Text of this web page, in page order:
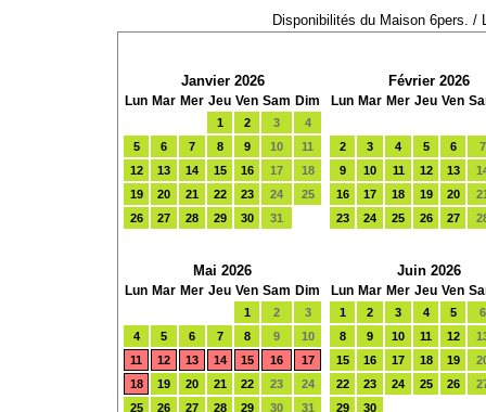
Disponibilités du Maison 6pers. /
Janvier 2026
Lun Mar Mer Jeu Ven Sam Dim
1 2 3
4
5
6 7 8 9 10
11
12
13 14 15 16 17
18
19
20 21 22 23 24
25
26
27 28 29 30 31
Février 2026
Lun Mar Mer Jeu Ven
2 3 4 5 6
7
9
10 11 12 13
16
17 18 19 20
23
24 25 26 27
Mai 2026
Lun Mar Mer Jeu Ven Sam Dim
1 2
3
4
5 6 7 8 9
10
11
12 13 14 15 16
17
18
19 20 21 22 23
24
25
26 27 28 29 30 31
Juin 2026
Lun Mar Mer Jeu Ven
1 2 3 4 5
6
8
9 10 11 12
15
16 17 18 19
22
23 24 25 26
29
30